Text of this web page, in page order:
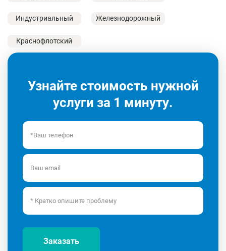
Индустриальный Железнодорожный
Краснофлотский
Узнайте стоимость нужной
услуги за 1 минуту.
Заказать